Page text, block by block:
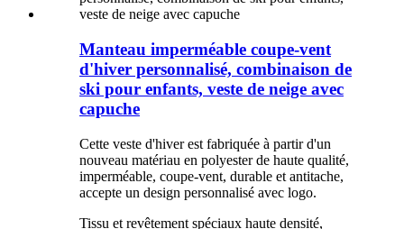
Manteau imperméable coupe-vent
d'hiver personnalisé, combinaison de
ski pour enfants, veste de neige avec
capuche
Cette veste d'hiver est fabriquée à partir d'un
nouveau matériau en polyester de haute qualité,
imperméable, coupe-vent, durable et antitache,
accepte un design personnalisé avec logo.
Tissu et revêtement spéciaux haute densité,